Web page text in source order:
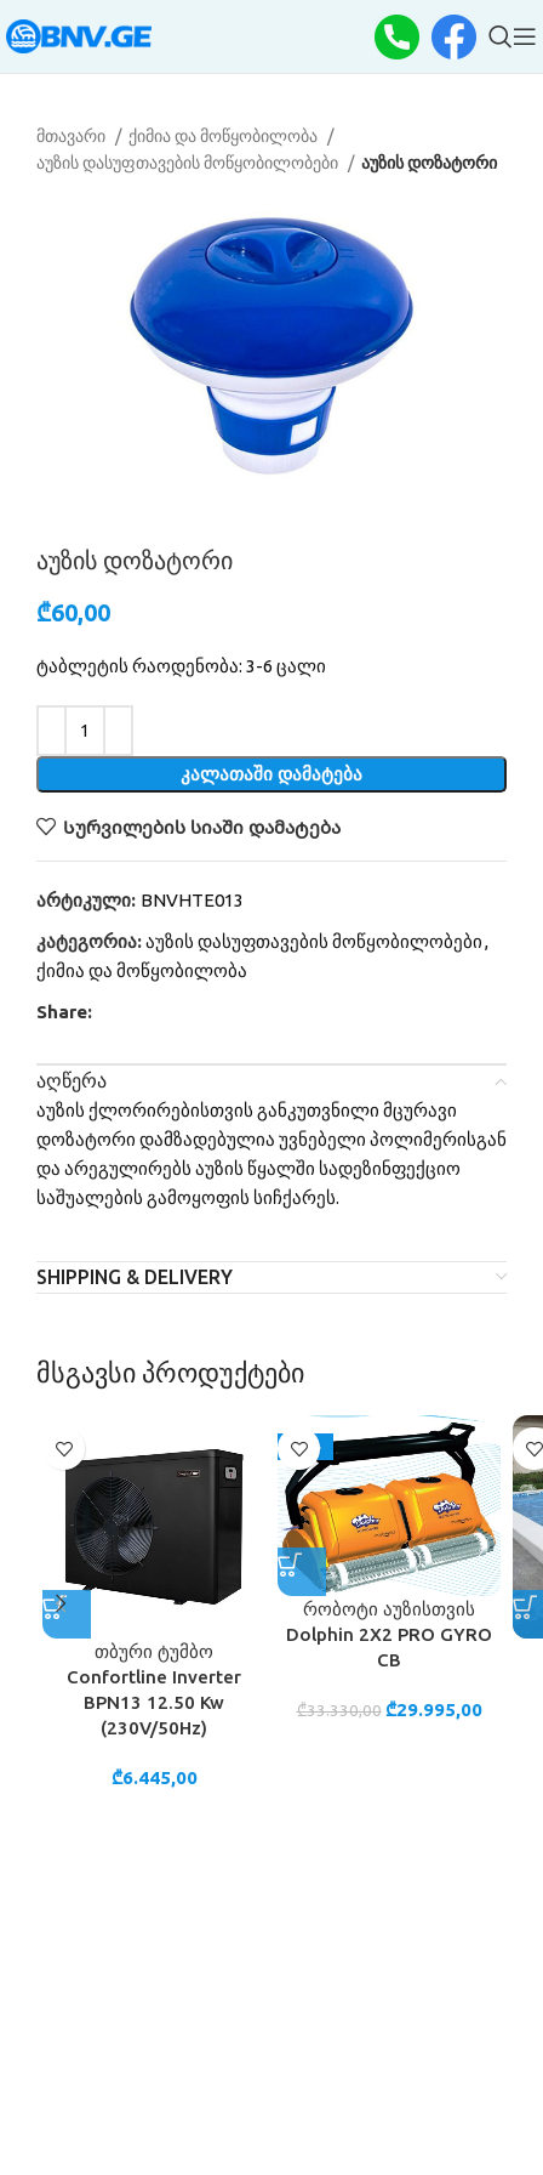
მთავარი
ქიმია და მოწყობილობა
აუზის დასუფთავების მოწყობილობები
აუზის დოზატორი
აუზის დოზატორი
₾60,00
ტაბლეტის რაოდენობა: 3-6 ცალი
ᲙᲐᲚᲐᲗᲐᲨᲘ ᲓᲐᲛᲐᲢᲔᲑᲐ
Alternative:
Სურვილების სიაში დამატება
არტიკული: BNVHTE013
კატეგორია:აუზის დასუფთავების მოწყობილობები,
ქიმია და მოწყობილობა
Share:
ᲐᲦᲬᲔᲠᲐ
აუზის ქლორირებისთვის განკუთვნილი მცურავი
დოზატორი დამზადებულია უვნებელი პოლიმერისგან
და არეგულირებს აუზის წყალში სადეზინფექციო
საშუალების გამოყოფის სიჩქარეს.
SHIPPING & DELIVERY
მსგავსი პროდუქტები
თბური ტუმბო
Confortline Inverter
BPN13 12.50 Kw
(230V/50Hz)
₾6.445,00
-10%
რობოტი აუზისთვის
Dolphin 2X2 PRO GYRO
CB
₾33.330,00 ₾29.995,00